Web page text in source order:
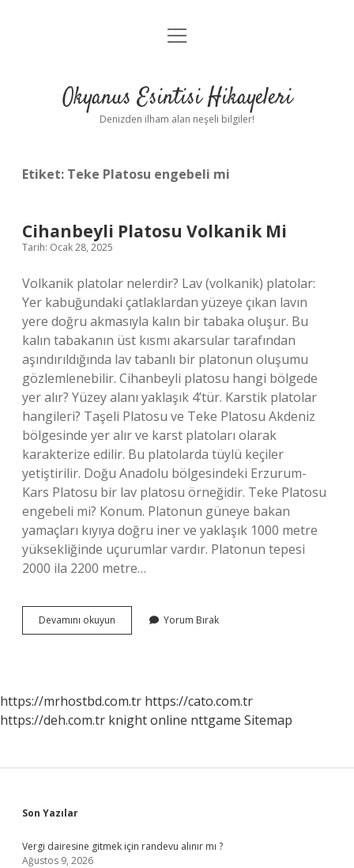
Anasayfa
Yasal Uyarı
menüyü
Okyanus Esintisi Hikayeleri
Denizden ilham alan neşeli bilgiler!
Etiket: Teke Platosu engebeli mi
Cihanbeyli Platosu Volkanik Mi
Tarih: Ocak 28, 2025
Volkanik platolar nelerdir? Lav (volkanik) platolar:
Yer kabuğundaki çatlaklardan yüzeye çıkan lavın
yere doğru akmasıyla kalın bir tabaka oluşur. Bu
kalın tabakanın üst kısmı akarsular tarafından
aşındırıldığında lav tabanlı bir platonun oluşumu
gözlemlenebilir. Cihanbeyli platosu hangi bölgede
yer alır? Yüzey alanı yaklaşık 4’tür. Karstik platolar
hangileri? Taşeli Platosu ve Teke Platosu Akdeniz
bölgesinde yer alır ve karst platoları olarak
karakterize edilir. Bu platolarda tüylü keçiler
yetiştirilir. Doğu Anadolu bölgesindeki Erzurum-
Kars Platosu bir lav platosu örneğidir. Teke Platosu
engebeli mi? Konum. Platonun güneye bakan
yamaçları kıyıya doğru iner ve yaklaşık 1000 metre
yüksekliğinde uçurumlar vardır. Platonun tepesi
2000 ila 2200 metre…
Devamını okuyun Cihanbeyli
Platosu
Yorum Bırak
https://mrhostbd.com.tr https://cato.com.tr
https://deh.com.tr knight online nttgame Sitemap
Sidebar
Son Yazılar
Vergi dairesine gitmek için randevu alınır mı ?
Ağustos 9, 2026